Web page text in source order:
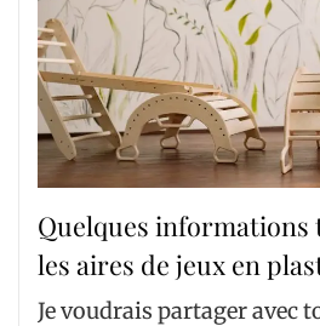
Quelques
les aires de jeux en
Je voudrais partager avec